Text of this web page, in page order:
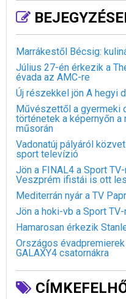
Marrákestől Bécsig:
Július 27-én érkezik a
évada az AMC-re
Új részekkel jön A hegyi
Művészettől a gyermeki
történetek a képernyőn a
műsorán
Vadonatúj pályáról
sport televízió
Jön a FINAL4 a Sport
Veszprém ifistái is ott
Mediterrán nyár a TV
Jön a hoki-vb a Sport TV-
Hamarosan érkezik
Országos
GALAXY4 csatornákra